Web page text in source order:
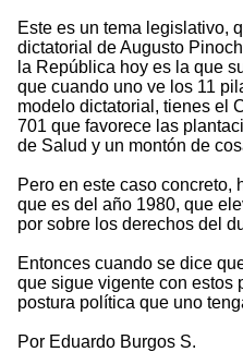
Este es un tema legislativo,
dictatorial de Augusto
la República hoy es la que
que cuando uno ve los 11
modelo dictatorial, tienes el
701 que favorece las
de Salud y un montón de
Pero en este caso concreto,
que es del año 1980, que
por sobre los derechos del
Entonces cuando se dice
que sigue vigente con estos
postura política que uno
Por Eduardo Burgos S.